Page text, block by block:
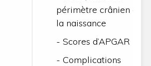
périmètre crânien à
la naissance
- Scores d’APGAR
- Complications